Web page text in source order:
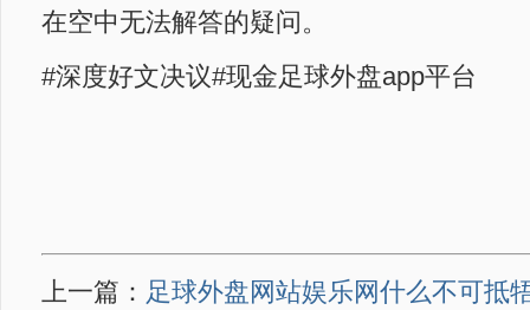
在空中无法解答的疑问。
#深度好文决议#现金足球外盘app平台
上一篇： 足球外盘网站娱乐网什么不可抵